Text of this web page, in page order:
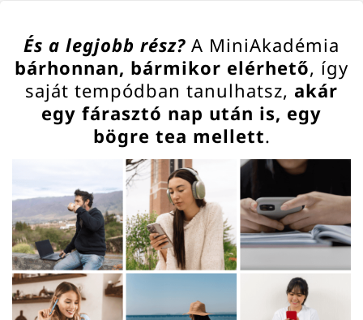
És a legjobb rész? A MiniAkadémia
bárhonnan, bármikor elérhető, így
saját tempódban tanulhatsz, akár
egy fárasztó nap után is, egy
bögre tea mellett.